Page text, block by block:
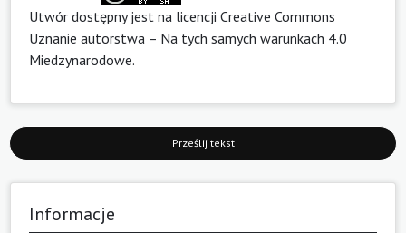
Utwór dostępny jest na licencji Creative Commons
Uznanie autorstwa – Na tych samych warunkach 4.0
Miedzynarodowe.
Prześlij tekst
Informacje